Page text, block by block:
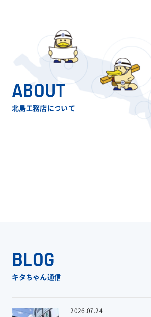
ABOUT
北島工務店について
BLOG
キタちゃん通信
2026.07.24